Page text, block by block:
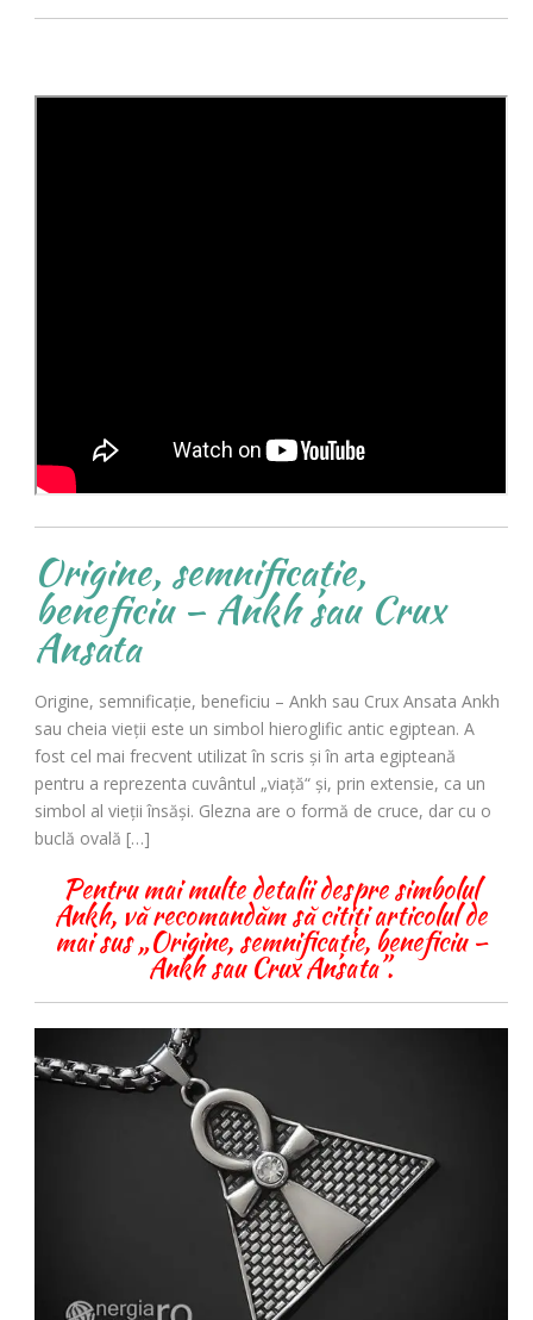
Origine, semnificație,
beneficiu – Ankh sau Crux
Ansata
Origine, semnificație, beneficiu – Ankh sau Crux Ansata Ankh
sau cheia vieții este un simbol hieroglific antic egiptean. A
fost cel mai frecvent utilizat în scris și în arta egipteană
pentru a reprezenta cuvântul „viață“ și, prin extensie, ca un
simbol al vieții însăși. Glezna are o formă de cruce, dar cu o
buclă ovală […]
Pentru mai multe detalii despre simbolul
Ankh, vă recomandăm să citiți articolul de
mai sus „Origine, semnificație, beneficiu –
Ankh sau Crux Ansata”.